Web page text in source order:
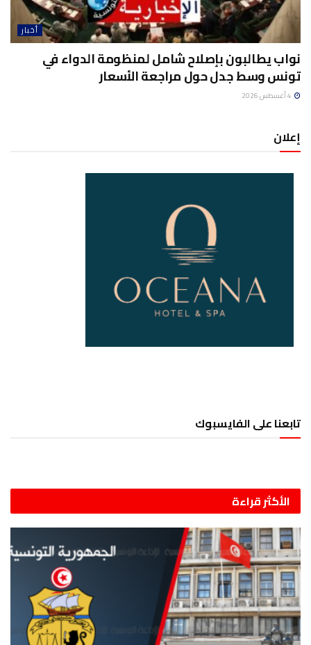
أخبار
نواب يطالبون بإصلاح شامل لمنظومة الدواء في
تونس وسط جدل حول مراجعة الأسعار
إعلان
تابعنا على الفايسبوك
الأكثر قراءة